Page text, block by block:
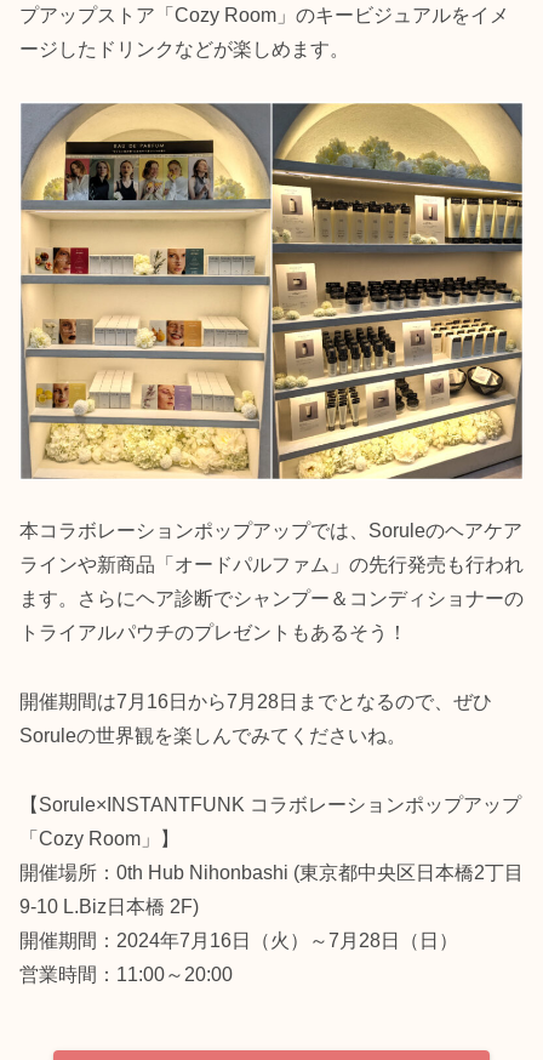
プアップストア「Cozy Room」のキービジュアルをイメ
ージしたドリンクなどが楽しめます。
本コラボレーションポップアップでは、Soruleのヘアケア
ラインや新商品「オードパルファム」の先行発売も行われ
ます。さらにヘア診断でシャンプー＆コンディショナーの
トライアルパウチのプレゼントもあるそう！
開催期間は7月16日から7月28日までとなるので、ぜひ
Soruleの世界観を楽しんでみてくださいね。
【Sorule×INSTANTFUNK コラボレーションポップアップ
「Cozy Room」】
開催場所：0th Hub Nihonbashi (東京都中央区日本橋2丁目
9-10 L.Biz日本橋 2F)
開催期間：2024年7月16日（火）～7月28日（日）
営業時間：11:00～20:00